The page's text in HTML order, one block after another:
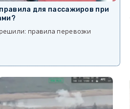
для пассажиров при
правила перевозки